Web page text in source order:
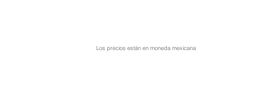
Los precios están en moneda mexicana